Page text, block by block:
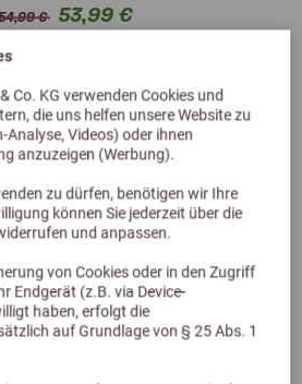
Co. KG verwenden Cookies und
die uns helfen unsere Website zu
Analyse, Videos) oder ihnen
anzuzeigen (Werbung).
zu dürfen, benötigen wir Ihre
können Sie jederzeit über die
und anpassen.
von Cookies oder in den Zugriff
Endgerät (z.B. via Device-
haben, erfolgt die
auf Grundlage von § 25 Abs. 1
€ 53,99 €
Produkte